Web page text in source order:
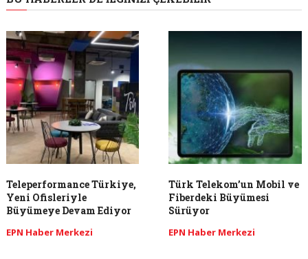
Teleperformance Türkiye,
Yeni Ofisleriyle
Büyümeye Devam Ediyor
EPN Haber Merkezi
Türk Telekom’un Mobil ve
Fiberdeki Büyümesi
Sürüyor
EPN Haber Merkezi